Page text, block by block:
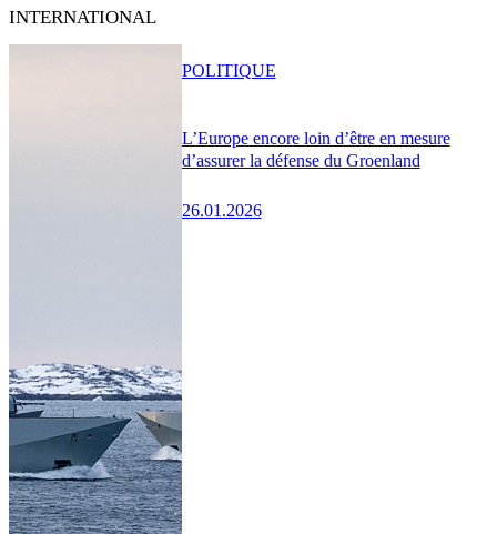
INTERNATIONAL
L’Europe encore loin d’être en mesure
d’assurer la défense du Groenland
26.01.2026
POLITIQUE